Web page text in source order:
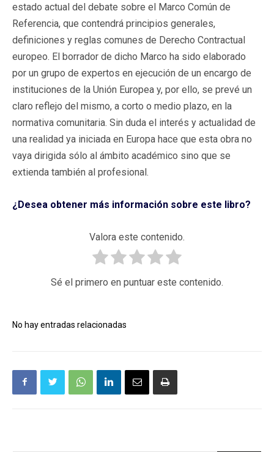
estado actual del debate sobre el Marco Común de
Referencia, que contendrá principios generales,
definiciones y reglas comunes de Derecho Contractual
europeo. El borrador de dicho Marco ha sido elaborado
por un grupo de expertos en ejecución de un encargo de
instituciones de la Unión Europea y, por ello, se prevé un
claro reflejo del mismo, a corto o medio plazo, en la
normativa comunitaria. Sin duda el interés y actualidad de
una realidad ya iniciada en Europa hace que esta obra no
vaya dirigida sólo al ámbito académico sino que se
extienda también al profesional.
¿Desea obtener más información sobre este libro?
Valora este contenido.
Sé el primero en puntuar este contenido.
No hay entradas relacionadas